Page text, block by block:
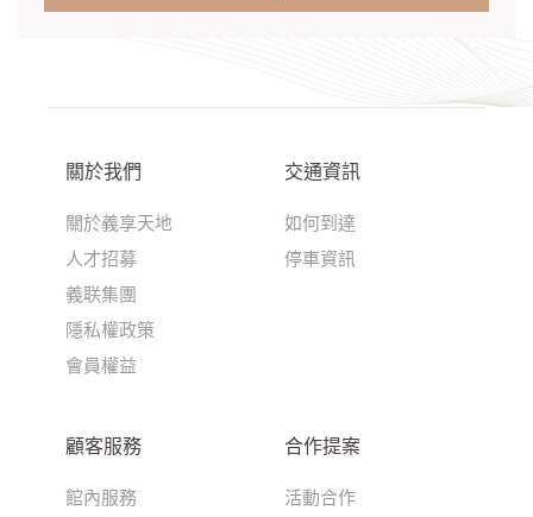
關於我們
關於義享天地
人才招募
義联集團
隱私權政策
會員權益
交通資訊
如何到達
停車資訊
顧客服務
館內服務
合作提案
活動合作